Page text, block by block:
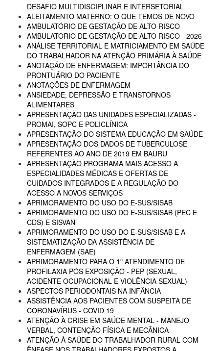
DESAFIO MULTIDISCIPLINAR E INTERSETORIAL
ALEITAMENTO MATERNO: O QUE TEMOS DE NOVO
AMBULATÓRIO DE GESTAÇÃO DE ALTO RISCO
AMBULATORIO DE GESTAÇÃO DE ALTO RISCO - 2026
ANÁLISE TERRITORIAL E MATRICIAMENTO EM SAÚDE
DO TRABALHADOR NA ATENÇÃO PRIMÁRIA À SAÚDE
ANOTAÇÃO DE ENFERMAGEM: IMPORTÂNCIA DO
PRONTUÁRIO DO PACIENTE
ANOTAÇÕES DE ENFERMAGEM
ANSIEDADE, DEPRESSÃO E TRANSTORNOS
ALIMENTARES
APRESENTAÇÃO DAS UNIDADES ESPECIALIZADAS -
PROMAI, SOPC E POLICLÍNICA
APRESENTAÇÃO DO SISTEMA EDUCAÇÃO EM SAÚDE
APRESENTAÇÃO DOS DADOS DE TUBERCULOSE
REFERENTES AO ANO DE 2019 EM BAURU
APRESENTAÇÃO PROGRAMA MAIS ACESSO A
ESPECIALIDADES MÉDICAS E OFERTAS DE
CUIDADOS INTEGRADOS E A REGULAÇÃO DO
ACESSO A NOVOS SERVIÇOS
APRIMORAMENTO DO USO DO E-SUS/SISAB
APRIMORAMENTO DO USO DO E-SUS/SISAB (PEC E
CDS) E SISVAN
APRIMORAMENTO DO USO DO E-SUS/SISAB E A
SISTEMATIZAÇÃO DA ASSISTÊNCIA DE
ENFERMAGEM (SAE)
APRIMORAMENTO PARA O 1º ATENDIMENTO DE
PROFILAXIA PÓS EXPOSIÇÃO - PEP (SEXUAL,
ACIDENTE OCUPACIONAL E VIOLÊNCIA SEXUAL)
ASPECTOS PERIODONTAIS NA INFÂNCIA
ASSISTÊNCIA AOS PACIENTES COM SUSPEITA DE
CORONAVÍRUS - COVID 19
ATENÇÃO À CRISE EM SAÚDE MENTAL - MANEJO
VERBAL, CONTENÇÃO FÍSICA E MECÂNICA
ATENÇÃO À SAÚDE DO TRABALHADOR RURAL COM